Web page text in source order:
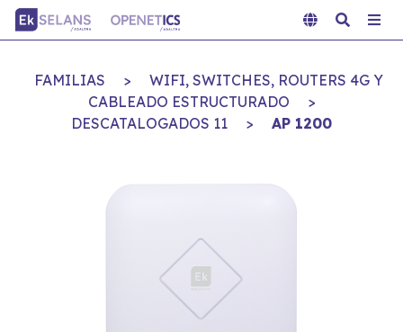
FAMILIAS >
WIFI, SWITCHES, ROUTERS 4G Y
CABLEADO ESTRUCTURADO
>
DESCATALOGADOS 11
> AP 1200